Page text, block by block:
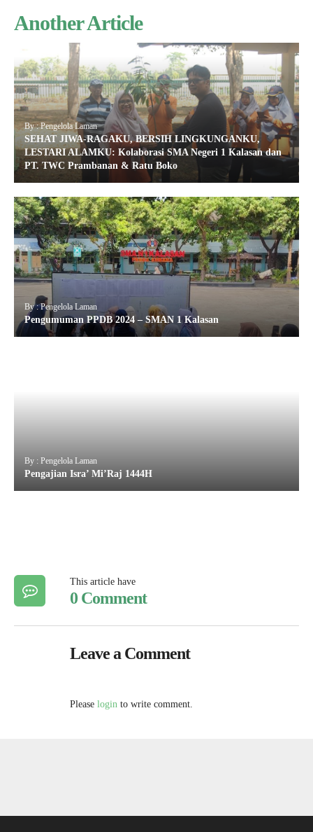
Another Article
By : Pengelola Laman
SEHAT JIWA-RAGAKU, BERSIH LINGKUNGANKU,
LESTARI ALAMKU: Kolaborasi SMA Negeri 1 Kalasan dan
PT. TWC Prambanan & Ratu Boko
By : Pengelola Laman
Pengumuman PPDB 2024 – SMAN 1 Kalasan
By : Pengelola Laman
Pengajian Isra’ Mi’Raj 1444H
This article have
0 Comment
Leave a Comment
Please login to write comment.